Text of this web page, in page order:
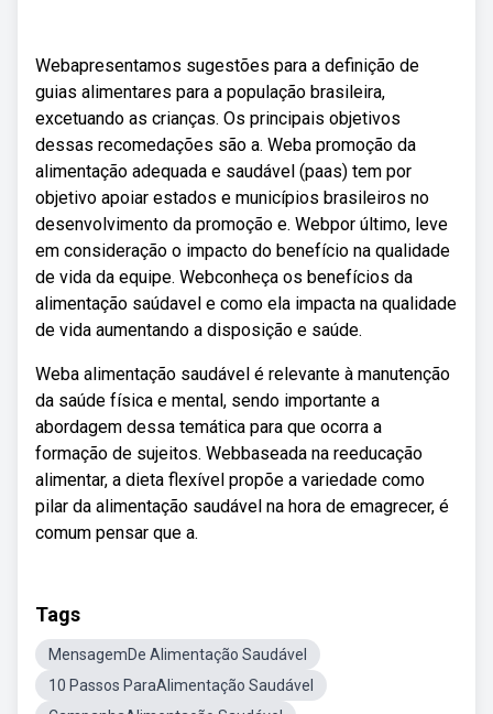
Webapresentamos sugestões para a definição de
guias alimentares para a população brasileira,
excetuando as crianças. Os principais objetivos
dessas recomedações são a. Weba promoção da
alimentação adequada e saudável (paas) tem por
objetivo apoiar estados e municípios brasileiros no
desenvolvimento da promoção e. Webpor último, leve
em consideração o impacto do benefício na qualidade
de vida da equipe. Webconheça os benefícios da
alimentação saúdavel e como ela impacta na qualidade
de vida aumentando a disposição e saúde.
Weba alimentação saudável é relevante à manutenção
da saúde física e mental, sendo importante a
abordagem dessa temática para que ocorra a
formação de sujeitos. Webbaseada na reeducação
alimentar, a dieta flexível propõe a variedade como
pilar da alimentação saudável na hora de emagrecer, é
comum pensar que a.
Tags
MensagemDe Alimentação Saudável
10 Passos ParaAlimentação Saudável